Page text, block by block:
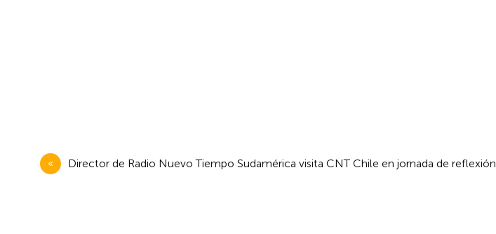
Navegación
de
Director de Radio Nuevo Tiempo Sudamérica visita CNT Chile en jornada de reflexión